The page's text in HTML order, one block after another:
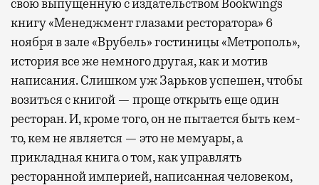
свою выпущенную с издательством Bookwings
книгу «Менеджмент глазами ресторатора» 6
ноября в зале «Врубель» гостиницы «Метрополь»,
история все же немного другая, как и мотив
написания. Слишком уж Зарьков успешен, чтобы
возиться с книгой — проще открыть еще один
ресторан. И, кроме того, он не пытается быть кем-
то, кем не является — это не мемуары, а
прикладная книга о том, как управлять
ресторанной империей, написанная человеком,